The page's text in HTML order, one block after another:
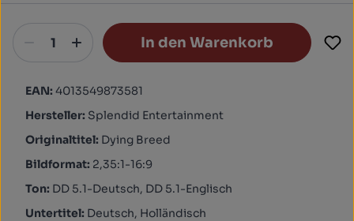
In den Warenkorb
EAN: 4013549873581
Hersteller: Splendid Entertainment
Originaltitel: Dying Breed
Bildformat: 2,35:1-16:9
Ton: DD 5.1-Deutsch, DD 5.1-Englisch
Untertitel: Deutsch, Holländisch